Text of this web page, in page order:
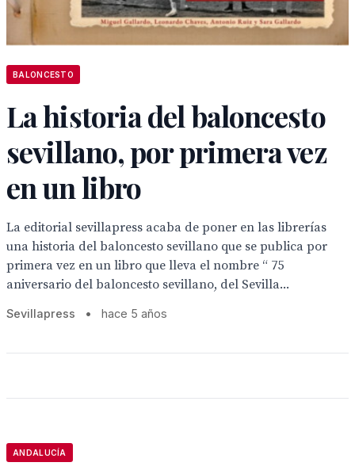
BALONCESTO
La historia del baloncesto
sevillano, por primera vez
en un libro
La editorial sevillapress acaba de poner en las librerías
una historia del baloncesto sevillano que se publica por
primera vez en un libro que lleva el nombre “ 75
aniversario del baloncesto sevillano, del Sevilla...
Sevillapress • hace 5 años
ANDALUCÍA